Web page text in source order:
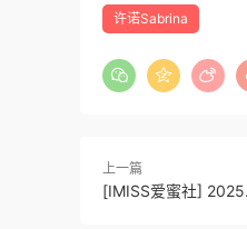
许诺Sabrina
上一篇
[IMISS爱蜜社]